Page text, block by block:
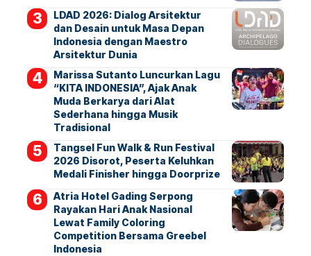
LDAD 2026: Dialog Arsitektur
dan Desain untuk Masa Depan
Indonesia dengan Maestro
Arsitektur Dunia
Marissa Sutanto Luncurkan Lagu
“KITA INDONESIA”, Ajak Anak
Muda Berkarya dari Alat
Sederhana hingga Musik
Tradisional
Tangsel Fun Walk & Run Festival
2026 Disorot, Peserta Keluhkan
Medali Finisher hingga Doorprize
Atria Hotel Gading Serpong
Rayakan Hari Anak Nasional
Lewat Family Coloring
Competition Bersama Greebel
Indonesia